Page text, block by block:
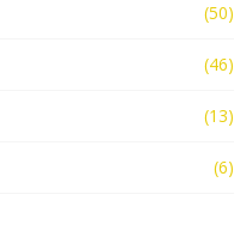
(50)
(46)
(13)
(6)